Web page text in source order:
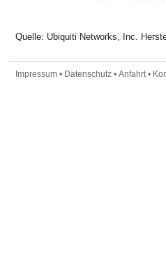
Quelle: Ubiquiti Networks, Inc.
Impressum • Datenschutz • Anfahrt •